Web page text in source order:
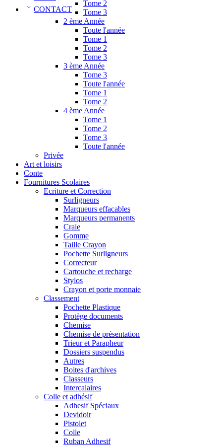
CONTACT
Tome 2
Tome 3
2 ème Année
Toute l'année
Tome 1
Tome 2
Tome 3
3 ème Année
Tome 3
Toute l'année
Tome 1
Tome 2
4 ème Année
Tome 1
Tome 2
Tome 3
Toute l'année
Privée
Art et loisirs
Conte
Fournitures Scolaires
Ecriture et Correction
Surligneurs
Marqueurs effacables
Marqueurs permanents
Craie
Gomme
Taille Crayon
Pochette Surligneurs
Correcteur
Cartouche et recharge
Stylos
Crayon et porte monnaie
Classement
Pochette Plastique
Protège documents
Chemise
Chemise de présentation
Trieur et Parapheur
Dossiers suspendus
Autres
Boites d'archives
Classeurs
Intercalaires
Colle et adhésif
Adhesif Spéciaux
Devidoir
Pistolet
Colle
Ruban Adhesif